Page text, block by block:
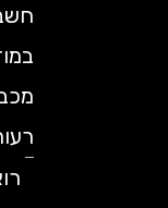
חשבון
במודיעין
מכבים
רעות
רואה